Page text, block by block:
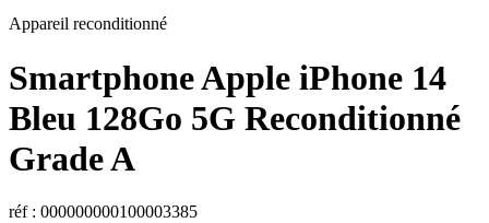
Appareil reconditionné
Smartphone Apple iPhone 14
Bleu 128Go 5G Reconditionné
Grade A
réf : 000000000100003385